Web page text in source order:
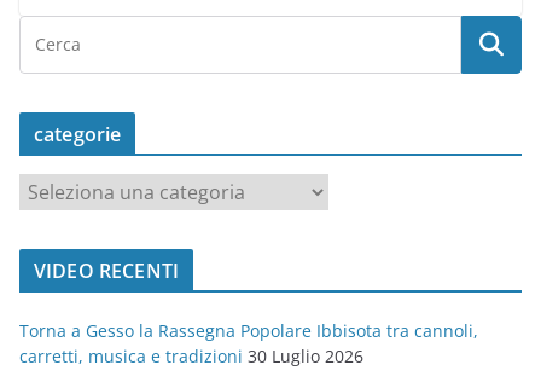
categorie
a
t
o
r
VIDEO RECENTI
Torna a Gesso la Rassegna Popolare Ibbisota tra cannoli,
carretti, musica e tradizioni 30 Luglio 2026